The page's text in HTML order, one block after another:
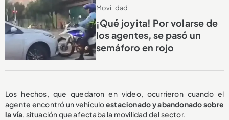
Movilidad
¡Qué joyita! Por volarse de
los agentes, se pasó un
semáforo en rojo
Los hechos, que quedaron en video, ocurrieron cuando el
agente encontró un vehículoestacionado y abandonado sobre
la vía, situación que afectaba la movilidad del sector.